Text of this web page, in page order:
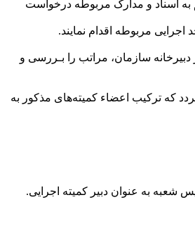
بـا تـکمیـل فرم درخواست بررسی بدهی قطعی در اجرای ماده (١٦) آیین نامه هیات های تشخیص مطالبات(نمونه شماره ١) منضم به اسناد و مدارک مربوطه درخواست
سازمان، مراتب را بـررسی و
تشکیل می‌گردد که ترکیب اعضاء کمیته‌های مذکور به